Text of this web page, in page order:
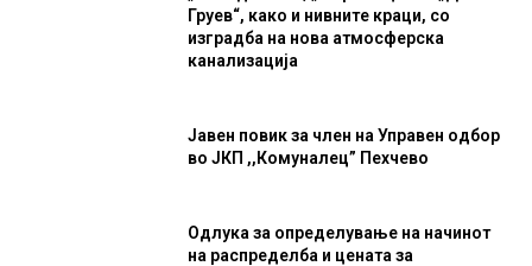
Груев“, како и нивните краци, со
изградба на нова атмосферска
канализација
Јавен повик за член на Управен одбор
во ЈКП ,,Комуналец” Пехчево
Одлука за определување на начинот
на распределба и цената за